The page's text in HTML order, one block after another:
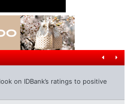
on IDBank’s ratings to positive